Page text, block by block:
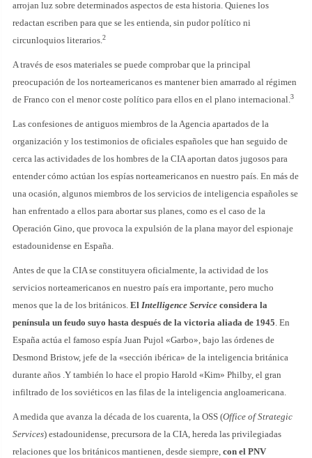
arrojan luz sobre determinados aspectos de esta historia. Quienes los
redactan escriben para que se les entienda, sin pudor político ni
circunloquios literarios.2
A través de esos materiales se puede comprobar que la principal
preocupación de los norteamericanos es mantener bien amarrado al régimen
de Franco con el menor coste político para ellos en el plano internacional.3
Las confesiones de antiguos miembros de la Agencia apartados de la
organización y los testimonios de oficiales españoles que han seguido de
cerca las actividades de los hombres de la CIA aportan datos jugosos para
entender cómo actúan los espías norteamericanos en nuestro país. En más de
una ocasión, algunos miembros de los servicios de inteligencia españoles se
han enfrentado a ellos para abortar sus planes, como es el caso de la
Operación Gino, que provoca la expulsión de la plana mayor del espionaje
estadounidense en España.
Antes de que la CIA se constituyera oficialmente, la actividad de los
servicios norteamericanos en nuestro país era importante, pero mucho
menos que la de los británicos. El Intelligence Service considera la
península un feudo suyo hasta después de la victoria aliada de 1945. En
España actúa el famoso espía Juan Pujol «Garbo», bajo las órdenes de
Desmond Bristow, jefe de la «sección ibérica» de la inteligencia británica
durante años .Y también lo hace el propio Harold «Kim» Philby, el gran
infiltrado de los soviéticos en las filas de la inteligencia angloamericana.
A medida que avanza la década de los cuarenta, la OSS (Office of Strategic
Services) estadounidense, precursora de la CIA, hereda las privilegiadas
relaciones que los británicos mantienen, desde siempre, con el PNV